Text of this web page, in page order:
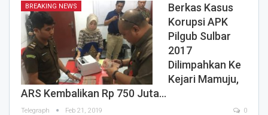
BREAKING NEWS
Berkas Kasus
Korupsi APK
Pilgub Sulbar
2017
Dilimpahkan Ke
Kejari Mamuju,
ARS Kembalikan Rp 750 Juta…
Telegraph Feb 21, 2019 0